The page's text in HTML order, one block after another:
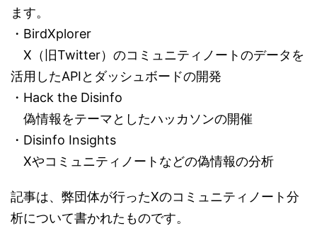
ます。
・BirdXplorer
X（旧Twitter）のコミュニティノートのデータを
活用したAPIとダッシュボードの開発
・Hack the Disinfo
偽情報をテーマとしたハッカソンの開催
・Disinfo Insights
Xやコミュニティノートなどの偽情報の分析
記事は、弊団体が行ったXのコミュニティノート分
析について書かれたものです。